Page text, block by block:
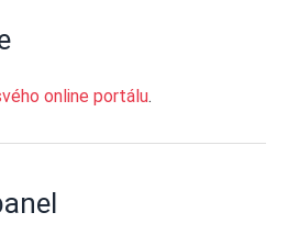
online portálu.